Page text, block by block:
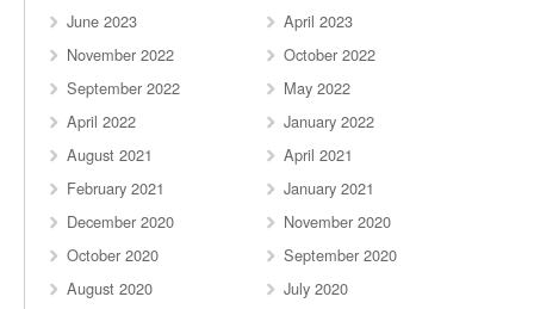
June 2023
April 2023
November 2022
October 2022
September 2022
May 2022
April 2022
January 2022
August 2021
April 2021
February 2021
January 2021
December 2020
November 2020
October 2020
September 2020
August 2020
July 2020